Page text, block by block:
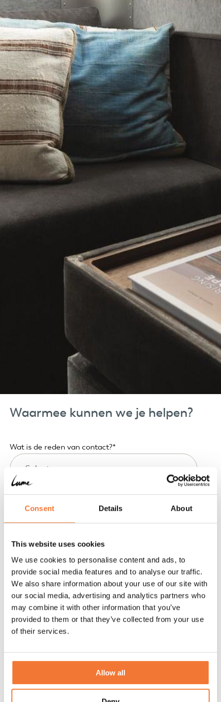
Consent Details About
This website uses cookies
We use cookies to personalise content and ads, to
provide social media features and to analyse our traffic.
We also share information about your use of our site with
our social media, advertising and analytics partners who
may combine it with other information that you’ve
provided to them or that they’ve collected from your use
of their services.
Allow all
Waarmee kunnen we je helpen?
Wat is de reden van contact?*